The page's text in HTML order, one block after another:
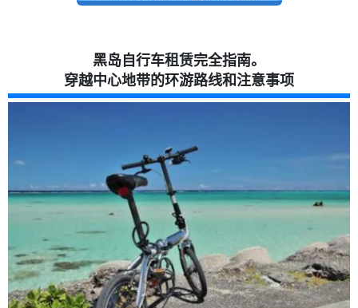
黑岛自行车租赁完全指南。
穿越中心地带的环游路线和注意事项